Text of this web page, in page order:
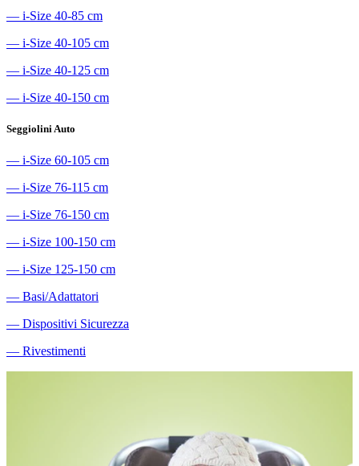
― i-Size 40-85 cm
― i-Size 40-105 cm
― i-Size 40-125 cm
― i-Size 40-150 cm
Seggiolini Auto
― i-Size 60-105 cm
― i-Size 76-115 cm
― i-Size 76-150 cm
― i-Size 100-150 cm
― i-Size 125-150 cm
― Basi/Adattatori
― Dispositivi Sicurezza
― Rivestimenti